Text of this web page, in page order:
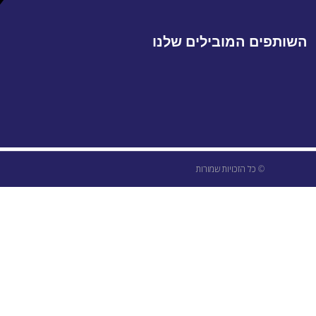
השותפים המובילים שלנו
© כל הזכויות שמורות